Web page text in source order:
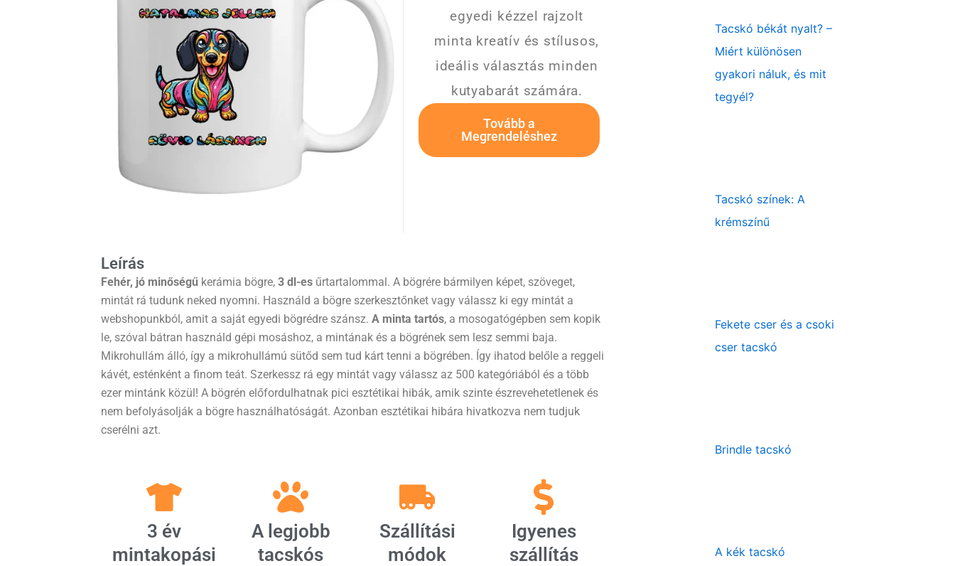
egyedi kézzel rajzolt
minta kreatív és stílusos,
ideális választás minden
kutyabarát számára.
Tovább a
Megrendeléshez
Leírás
Fehér, jó minőségű kerámia bögre, 3 dl-es űrtartalommal. A bögrére bármilyen képet, szöveget,
mintát rá tudunk neked nyomni. Használd a bögre szerkesztőnket vagy válassz ki egy mintát a
webshopunkból, amit a saját egyedi bögrédre szánsz. A minta tartós, a mosogatógépben sem kopik
le, szóval bátran használd gépi mosáshoz, a mintának és a bögrének sem lesz semmi baja.
Mikrohullám álló, így a mikrohullámú sütőd sem tud kárt tenni a bögrében. Így ihatod belőle a reggeli
kávét, esténként a finom teát. Szerkessz rá egy mintát vagy válassz az 500 kategóriából és a több
ezer mintánk közül! A bögrén előfordulhatnak pici esztétikai hibák, amik szinte észrevehetetlenek és
nem befolyásolják a bögre használhatóságát. Azonban esztétikai hibára hivatkozva nem tudjuk
cserélni azt.
3 év
mintakopási
A legjobb
tacskós
Szállítási
módok
Igyenes
szállítás
Tacskó békát nyalt? –
Miért különösen
gyakori náluk, és mit
tegyél?
Tacskó színek: A
krémszínű
Fekete cser és a csoki
cser tacskó
Brindle tacskó
A kék tacskó